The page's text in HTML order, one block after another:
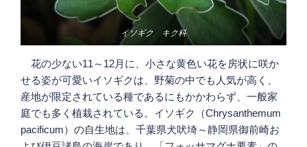
イソギク キク科
花の少ない11～12月に、小さな黄色い花を房状に咲か
せる姿が可愛いイソギクは、野菊の中でも人気が高く、
産地が限定されている種であるにもかかわらず、一般家
庭でも多く植栽されている。イソギク（Chrysanthemum
pacificum）の自生地は、千葉県犬吠埼～静岡県御前崎お